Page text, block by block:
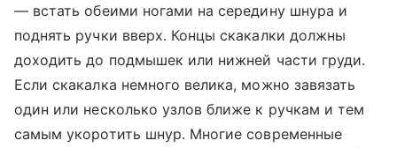
― встать обеими ногами на середину шнура и
поднять ручки вверх. Концы скакалки должны
доходить до подмышек или нижней части груди.
Если скакалка немного велика, можно завязать
один или несколько узлов ближе к ручкам и тем
самым укоротить шнур. Многие современные